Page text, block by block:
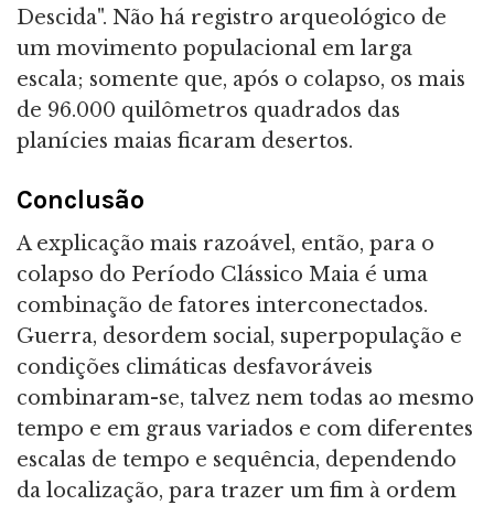
Descida". Não há registro arqueológico de
um movimento populacional em larga
escala; somente que, após o colapso, os mais
de 96.000 quilômetros quadrados das
planícies maias ficaram desertos.
Conclusão
A explicação mais razoável, então, para o
colapso do Período Clássico Maia é uma
combinação de fatores interconectados.
Guerra, desordem social, superpopulação e
condições climáticas desfavoráveis
combinaram-se, talvez nem todas ao mesmo
tempo e em graus variados e com diferentes
escalas de tempo e sequência, dependendo
da localização, para trazer um fim à ordem